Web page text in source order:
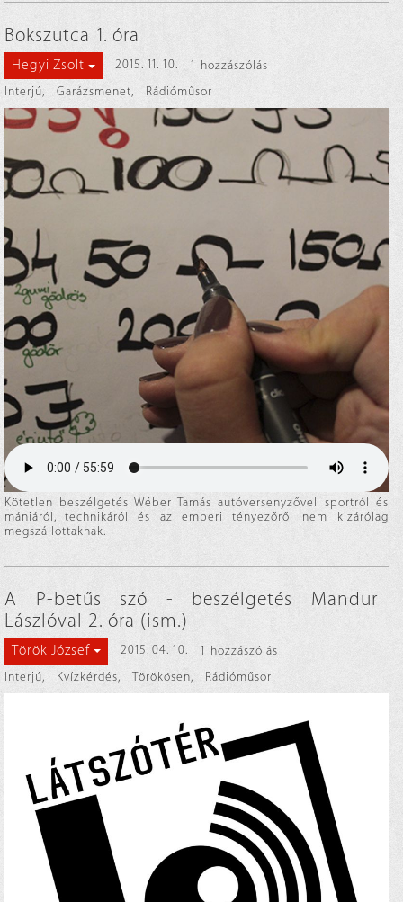
Bokszutca 1. óra
Hegyi Zsolt 2015. 11. 10.
1 hozzászólás
Interjú, Garázsmenet, Rádióműsor
Kötetlen beszélgetés Wéber Tamás autóversenyzővel sportról és
mániáról, technikáról és az emberi tényezőről nem kizárólag
megszállottaknak.
A P-betűs szó - beszélgetés Mandur
Lászlóval 2. óra (ism.)
Török József 2015. 04. 10.
1 hozzászólás
Interjú, Kvízkérdés, Törökösen, Rádióműsor